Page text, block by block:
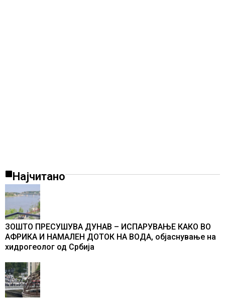
Најчитано
ЗОШТО ПРЕСУШУВА ДУНАВ – ИСПАРУВАЊЕ КАКО ВО
АФРИКА И НАМАЛЕН ДОТОК НА ВОДА, објаснување на
хидрогеолог од Србија